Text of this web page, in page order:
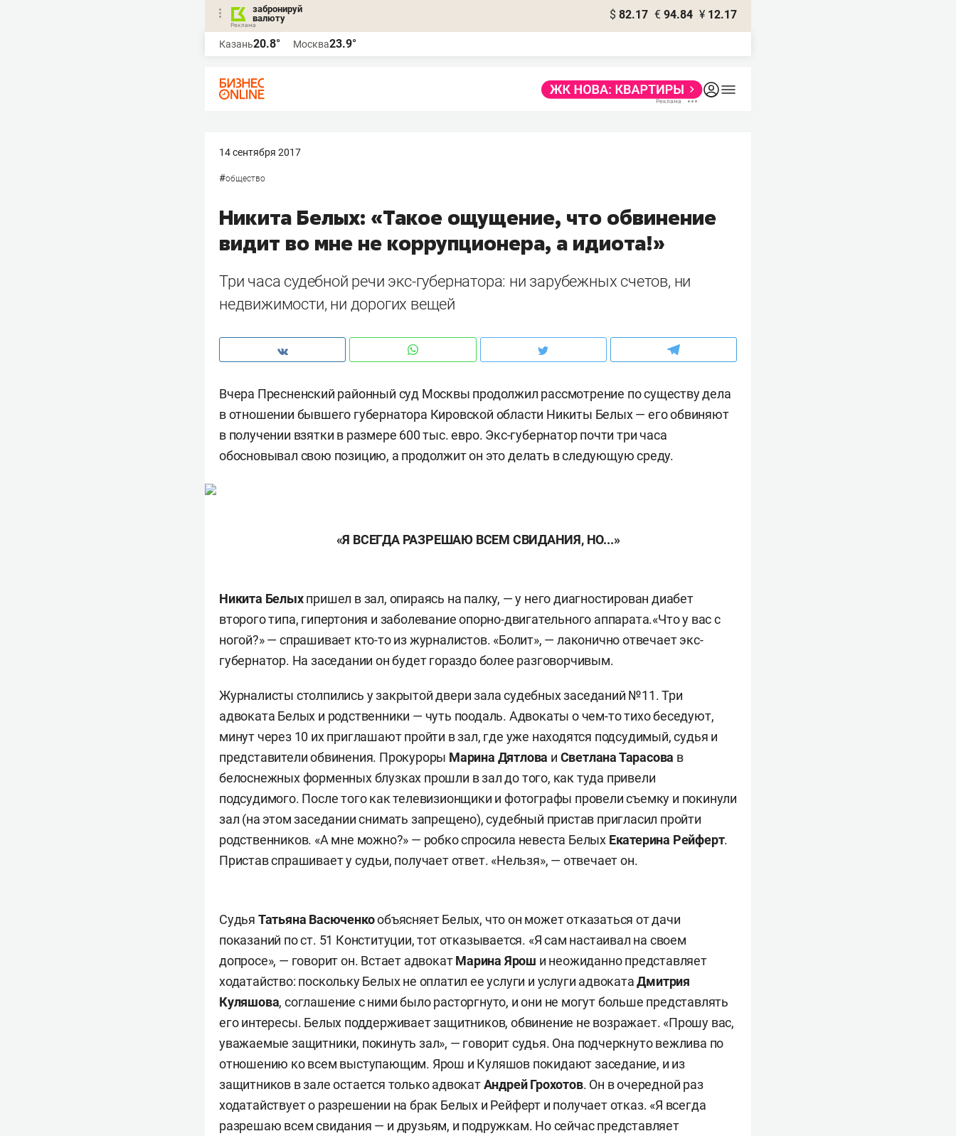
забронируй
валюту
$ 82.17 € 94.84 ¥ 12.17
Казань20.8° Москва23.9°
14 сентября 2017
#общество
Никита Белых: «Такое ощущение, что обвинение
видит во мне не коррупционера, а идиота!»
Три часа судебной речи экс-губернатора: ни зарубежных счетов, ни
недвижимости, ни дорогих вещей
Вчера Пресненский районный суд Москвы продолжил рассмотрение по существу дела
в отношении бывшего губернатора Кировской области Никиты Белых — его обвиняют
в получении взятки в размере 600 тыс. евро. Экс-губернатор почти три часа
обосновывал свою позицию, а продолжит он это делать в следующую среду.
«Я ВСЕГДА РАЗРЕШАЮ ВСЕМ СВИДАНИЯ, НО...»
Никита Белыхпришел в зал, опираясь на палку, — у него диагностирован диабет
второго типа, гипертония и заболевание опорно-двигательного аппарата.«Что у вас с
ногой?» — спрашивает кто-то из журналистов. «Болит», — лаконично отвечает экс-
губернатор. На заседании он будет гораздо более разговорчивым.
Журналисты столпились у закрытой двери зала судебных заседаний №11. Три
адвоката Белых и родственники — чуть поодаль. Адвокаты о чем-то тихо беседуют,
минут через 10 их приглашают пройти в зал, где уже находятся подсудимый, судья и
представители обвинения. Прокуроры Марина Дятлова и Светлана Тарасова в
белоснежных форменных блузках прошли в зал до того, как туда привели
подсудимого. После того как телевизионщики и фотографы провели съемку и покинули
зал (на этом заседании снимать запрещено), судебный пристав пригласил пройти
родственников. «А мне можно?» — робко спросила невеста Белых Екатерина Рейферт.
Пристав спрашивает у судьи, получает ответ. «Нельзя», — отвечает он.
Судья Татьяна Васюченкообъясняет Белых, что он может отказаться от дачи
показаний по ст. 51 Конституции, тот отказывается. «Я сам настаивал на своем
допросе», — говорит он. Встает адвокатМарина Ярош и неожиданно представляет
ходатайство: поскольку Белых не оплатил ее услуги и услуги адвокатаДмитрия
Куляшова, соглашение с ними было расторгнуто, и они не могут больше представлять
его интересы. Белых поддерживает защитников, обвинение не возражает. «Прошу вас,
уважаемые защитники, покинуть зал», — говорит судья. Она подчеркнуто вежлива по
отношению ко всем выступающим. Ярош и Куляшов покидают заседание, и из
защитников в зале остается только адвокатАндрей Грохотов. Он в очередной раз
ходатайствует о разрешении на брак Белых и Рейферт и получает отказ. «Я всегда
разрешаю всем свидания — и друзьям, и подружкам. Но сейчас представляет